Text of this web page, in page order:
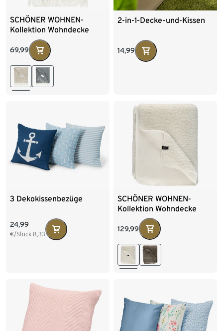
SCHÖNER WOHNEN-
Kollektion Wohndecke
»FACT«, beige
69,99
2-in-1-Decke-und-Kissen
14,99
3 Dekokissenbezüge
24,99
€/Stück 8,33
SCHÖNER WOHNEN-
Kollektion Wohndecke
»TEDDY«, offwhite
129,99